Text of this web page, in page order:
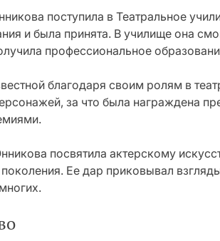
поступила в Театральное
и была принята. В училище она
профессиональное
благодаря своим ролям в
за что была награждена
посвятила актерскому
Ее дар приковывал